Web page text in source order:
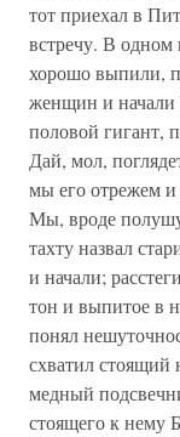
тот приехал в
встречу. В
хорошо выпили,
женщин и начали
половой гигант,
Дай, мол,
мы его отрежем и
Мы, вроде
тахту назвал
и начали;
тон и выпитое в
понял
схватил стоящий
медный
стоящего к нему